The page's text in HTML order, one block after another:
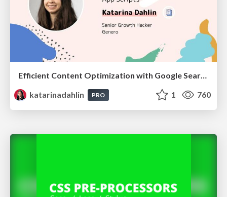
katarinadahlin
PRO 1 760